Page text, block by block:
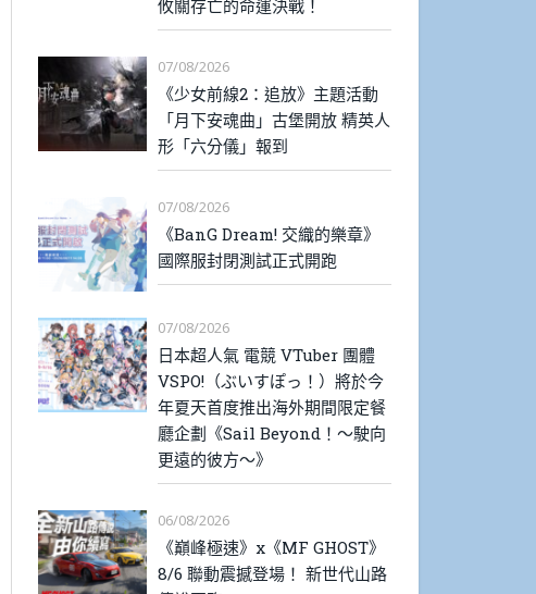
攸關存亡的命運決戰！
07/08/2026
《少女前線2：追放》主題活動
「月下安魂曲」古堡開放 精英人
形「六分儀」報到
07/08/2026
《BanG Dream! 交織的樂章》
國際服封閉測試正式開跑
07/08/2026
日本超人氣 電競 VTuber 團體
VSPO!（ぶいすぽっ！）將於今
年夏天首度推出海外期間限定餐
廳企劃《Sail Beyond！～駛向
更遠的彼方～》
06/08/2026
《巔峰極速》x《MF GHOST》
8/6 聯動震撼登場！ 新世代山路